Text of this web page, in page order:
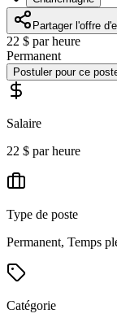
Partager l'offre
22 $ par heure
Permanent
Postuler pour ce
Salaire
22 $ par heure
Type de poste
Permanent, Temps
Catégorie